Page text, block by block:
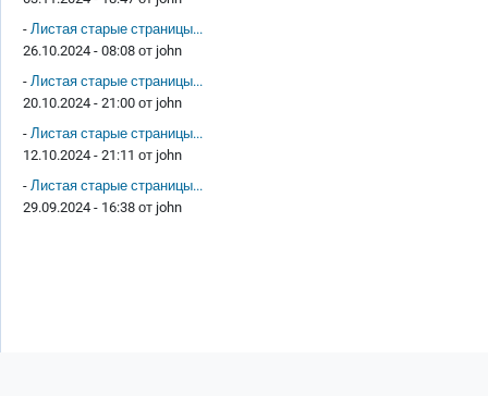
- Листая старые страницы...
26.10.2024 - 08:08 от john
- Листая старые страницы...
20.10.2024 - 21:00 от john
- Листая старые страницы...
12.10.2024 - 21:11 от john
- Листая старые страницы...
29.09.2024 - 16:38 от john